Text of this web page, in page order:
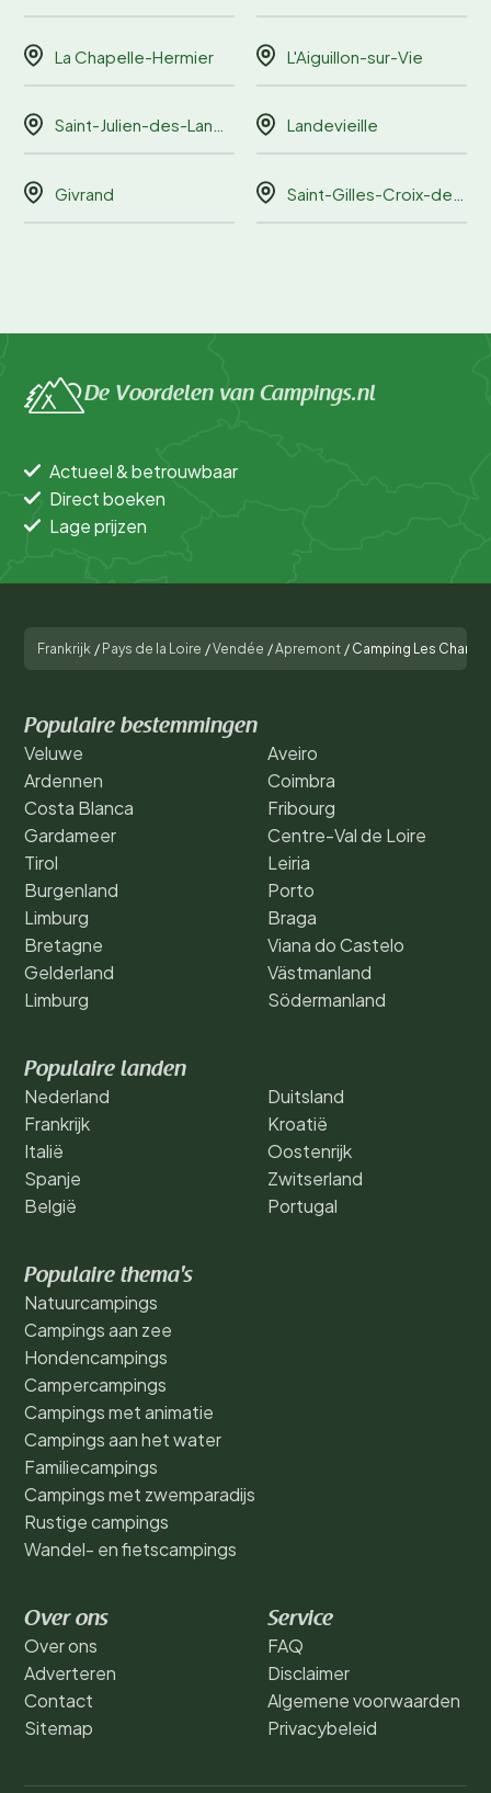
La Chapelle-Hermier L'Aiguillon-sur-Vie
Saint-Julien-des-Landes Landevieille
Givrand Saint-Gilles-Croix-de-Vie
De Voordelen van Campings.nl
Actueel & betrouwbaar
Direct boeken
Lage prijzen
Frankrijk / Pays de la Loire /Vendée /Apremont / Camping Les
Populaire bestemmingen
Veluwe
Ardennen
Costa Blanca
Gardameer
Tirol
Burgenland
Limburg
Bretagne
Gelderland
Limburg
Aveiro
Coimbra
Fribourg
Centre-Val de Loire
Leiria
Porto
Braga
Viana do Castelo
Västmanland
Södermanland
Populaire landen
Nederland
Frankrijk
Italië
Spanje
België
Duitsland
Kroatië
Oostenrijk
Zwitserland
Portugal
Populaire thema's
Natuurcampings
Campings aan zee
Hondencampings
Campercampings
Campings met animatie
Campings aan het water
Familiecampings
Campings met zwemparadijs
Rustige campings
Wandel- en fietscampings
Over ons
Over ons
Adverteren
Contact
Sitemap
Service
FAQ
Disclaimer
Algemene voorwaarden
Privacybeleid